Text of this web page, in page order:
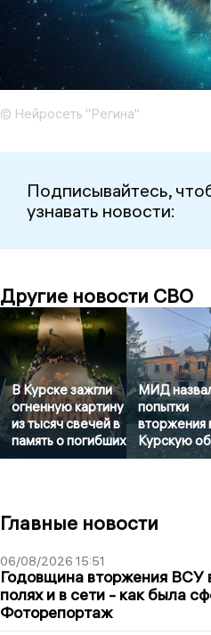
© Нейросеть "Регина"
Подписывайтесь,
узнавать новости:
Другие новости СВО
В Курске зажгли
огненную картину
из тысяч свечей в
память о погибших
МИД
попытки
вторжения
Курскую
Главные новости
06/08/2026 15:51
Годовщина вторжения ВСУ
полях и в сети - как была
Фоторепортаж